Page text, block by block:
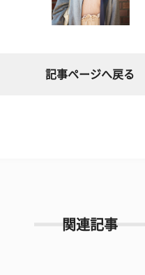
記事ページへ戻る
関連記事